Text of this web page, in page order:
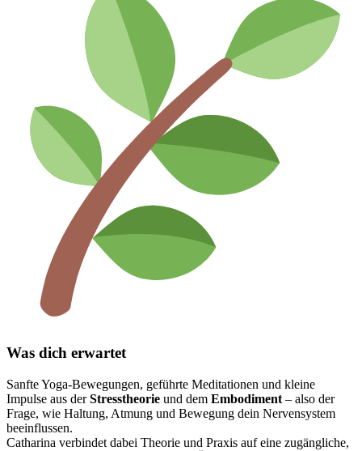
Was dich erwartet
Sanfte Yoga-Bewegungen, geführte Meditationen und kleine
Impulse aus derStresstheorie und dem Embodiment – also der
Frage, wie Haltung, Atmung und Bewegung dein Nervensystem
beeinflussen.
Catharina verbindet dabei Theorie und Praxis auf eine zugängliche,